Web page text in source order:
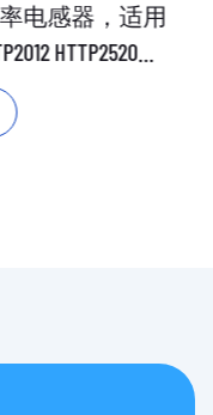
电感器，适用
HTTP2520